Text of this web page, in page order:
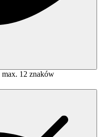
max. 12 znaków